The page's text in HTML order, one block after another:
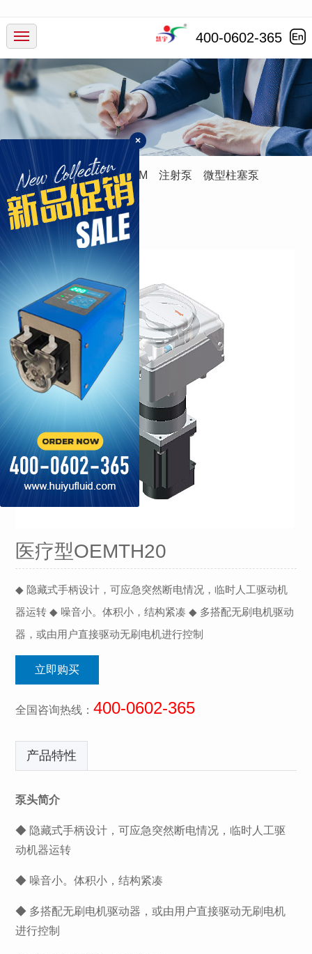
400-0602-365
产品中心
行业应用
服务支持
走进慧宇
蠕动泵 灌装系统 ODM 注射泵 微型柱塞泵
医疗型OEMTH20
◆ 隐藏式手柄设计，可应急突然断电情况，临时人工驱动机
器运转 ◆ 噪音小。体积小，结构紧凑 ◆ 多搭配无刷电机驱动
器，或由用户直接驱动无刷电机进行控制
立即购买
全国咨询热线：400-0602-365
产品特性
泵头简介
◆ 隐藏式手柄设计，可应急突然断电情况，临时人工驱
动机器运转
◆ 噪音小。体积小，结构紧凑
◆ 多搭配无刷电机驱动器，或由用户直接驱动无刷电机
进行控制
×